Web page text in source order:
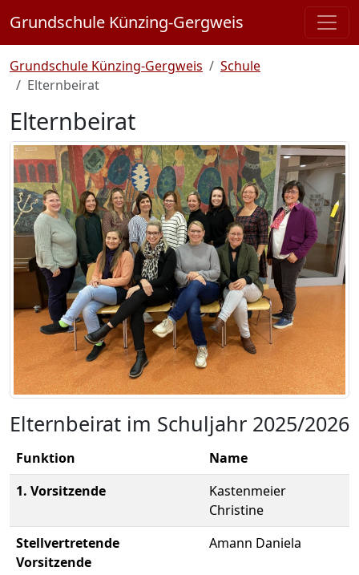
Grundschule Künzing-Gergweis
Grundschule Künzing-Gergweis
Schule
Elternbeirat
Elternbeirat
Elternbeirat im Schuljahr 2025/2026
Funktion
Name
1. Vorsitzende
Kastenmeier
Christine
Stellvertretende
Vorsitzende
Amann Daniela